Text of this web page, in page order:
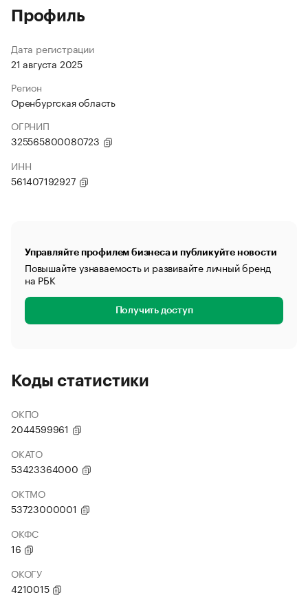
Профиль
Дата регистрации
21 августа 2025
Регион
Оренбургская область
ОГРНИП
325565800080723
ИНН
561407192927
Управляйте профилем бизнеса и публикуйте новости
Повышайте узнаваемость и развивайте личный бренд
на РБК
Получить доступ
Коды статистики
ОКПО
2044599961
ОКАТО
53423364000
ОКТМО
53723000001
ОКФС
16
ОКОГУ
4210015